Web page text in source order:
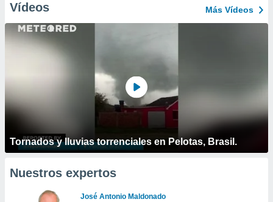
Vídeos Más Vídeos
Tornados y lluvias torrenciales en Pelotas, Brasil.
Nuestros expertos
José Antonio Maldonado